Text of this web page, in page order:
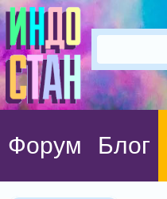
Форум Блог